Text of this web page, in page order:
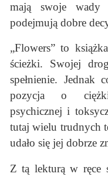
mają swoje wady
podejmują dobre
„Flowers” to
ścieżki. Swojej
spełnienie. Jednak
pozycja o
psychicznej i
tutaj wielu trudnych
udało się jej dobrze
Z tą lekturą w ręce